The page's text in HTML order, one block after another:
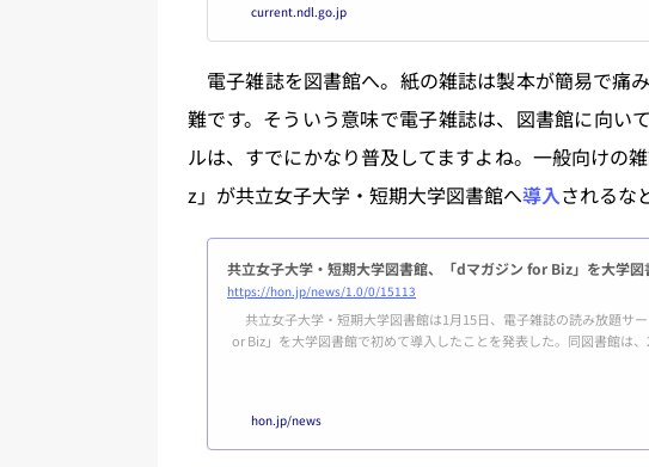
current.ndl.go.jp
電子雑誌を図書館へ。紙の雑誌は製本が簡易で痛
難です。そういう意味で電子雑誌は、図書館に向い
ルは、すでにかなり普及してますよね。一般向けの
z」が共立女子大学・短期大学図書館へ導入されるな
共立女子大学・短期大学図書館、「dマガジン for Biz」を大学図
https://hon.jp/news/1.0/0/15113
共立女子大学・短期大学図書館は1月15日、電子雑誌の読み放題サ
or Biz」を大学図書館で初めて導入したことを発表した。同図書館は
hon.jp/news